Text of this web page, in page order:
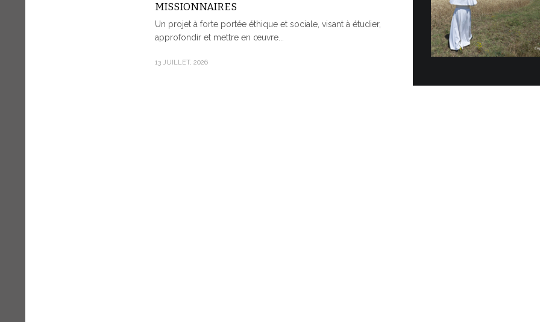
MISSIONNAIRES
Un projet à forte portée éthique et sociale, visant à étudier,
approfondir et mettre en œuvre...
13 JUILLET, 2026
Topo…
POUR
Vingt